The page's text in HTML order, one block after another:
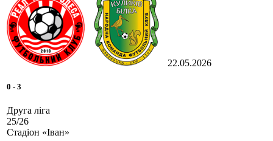
22.05.2026
0 - 3
Друга ліга
25/26
Стадіон «Іван»